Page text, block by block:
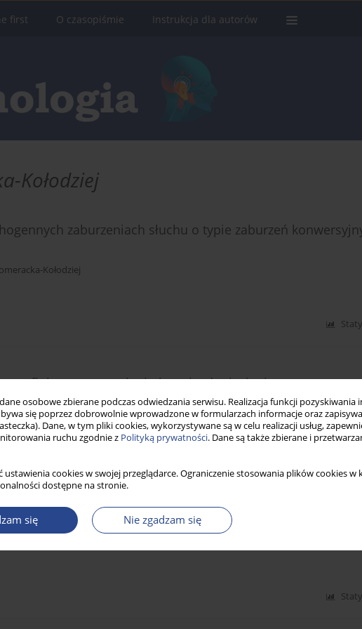
osobowe zbierane podczas odwiedzania serwisu. Realizacja funkcji
się poprzez dobrowolnie wprowadzone w formularzach informacje oraz
Dane, w tym pliki cookies, wykorzystywane są w celu realizacji usług,
ruchu zgodnie z Polityką prywatności. Dane są także zbierane i
ustawienia cookies w swojej przeglądarce. Ograniczenie stosowania plików cookies
dostępne na stronie.
się Nie zgadzam się
first O czasopiśmie Instrukcja dla autorów
Kołodziej
zaburzeniach słuchu o typie zaburzeń
Kołodziej
w refluksowym zapaleniu krtani – doniesienie wstępne
Kołodziej,Elżbieta Włodarczyk,Małgorzata Mueller-Malesińska